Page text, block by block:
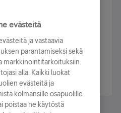
ja voita!
mukana arvonnassa.
evästeitä
ja vastaavia
parantamiseksi sekä
markkinointitarkoituksiin.
alla. Kaikki luokat
evästeitä ja
kolmansille osapuolille.
poistaa ne käytöstä